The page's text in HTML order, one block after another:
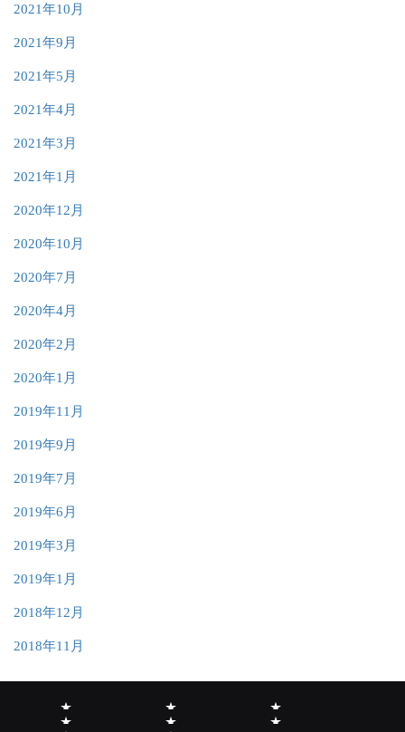
2021年10月
2021年9月
2021年5月
2021年4月
2021年3月
2021年1月
2020年12月
2020年10月
2020年7月
2020年4月
2020年2月
2020年1月
2019年11月
2019年9月
2019年7月
2019年6月
2019年3月
2019年1月
2018年12月
2018年11月